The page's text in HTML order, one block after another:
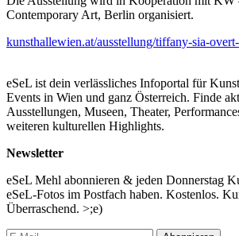
Contemporary Art, Berlin organisiert.
kunsthallewien.at/ausstellung/tiffany-sia-
eSeL ist dein verlässliches Infoportal für
Events in Wien und ganz Österreich. Finde
Ausstellungen, Museen, Theater,
weiteren kulturellen Highlights.
Newsletter
eSeL Mehl abonnieren & jeden Donnerstag
eSeL-Fotos im Postfach haben. Kostenlos.
Überraschend. >;e)